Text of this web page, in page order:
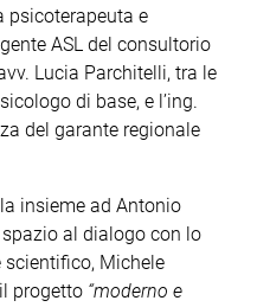
psicoterapeuta e
ASL del consultorio
Lucia Parchitelli, tra le
di base, e l’ing.
del garante regionale
insieme ad Antonio
al dialogo con lo
Michele
progetto “moderno e